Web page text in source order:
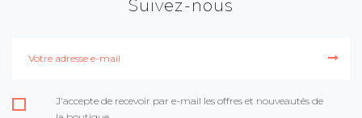
Suivez-nous
J'accepte de recevoir par e-mail les offres et nouveautés de